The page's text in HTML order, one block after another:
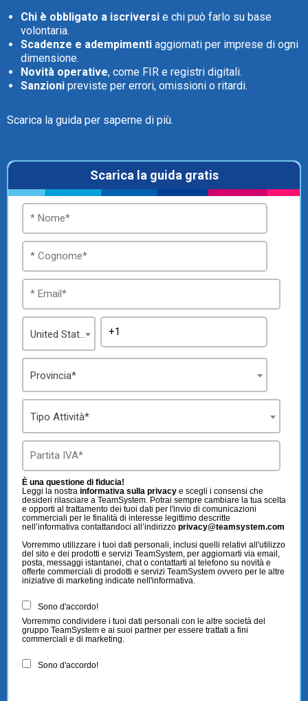
Chi è obbligato a iscriversi e chi può farlo su base
volontaria.
Scadenze e adempimenti aggiornati per imprese di ogni
dimensione.
Novità operative, come FIR e registri digitali.
Sanzioni previste per errori, omissioni o ritardi.
Scarica la guida per saperne di più.
Scarica la guida gratis
United States
Provincia*
Tipo Attività*
È una questione di fiducia!
Leggi la nostra informativa sulla privacy e scegli i consensi che
desideri rilasciare a TeamSystem. Potrai sempre cambiare la tua scelta
e opporti al trattamento dei tuoi dati per l'invio di comunicazioni
commerciali per le finalità di interesse legittimo descritte
nell’informativa contattandoci all’indirizzo privacy@teamsystem.com
Vorremmo utilizzare i tuoi dati personali, inclusi quelli relativi all'utilizzo
del sito e dei prodotti e servizi TeamSystem, per aggiornarti via email,
posta, messaggi istantanei, chat o contattarti al telefono su novità e
offerte commerciali di prodotti e servizi TeamSystem ovvero per le altre
iniziative di marketing indicate nell'informativa.
Sono d'accordo!
Vorremmo condividere i tuoi dati personali con le altre società del
gruppo TeamSystem e ai suoi partner per essere trattati a fini
commerciali e di marketing.
Sono d'accordo!